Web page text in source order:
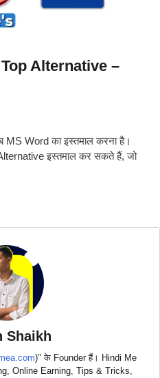
Alternative –
MS Word का इस्तमाल करना है।
इस्तमाल कर सकते हैं, जो
Shaikh
)" के Founder हैं। Hindi Me
Online Earning, Tips & Tricks,